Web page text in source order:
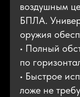
воздушным
БПЛА.
оружия
• Полный
по
• Быстрое
ложе не